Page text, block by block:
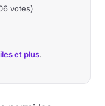
votes)
et plus.